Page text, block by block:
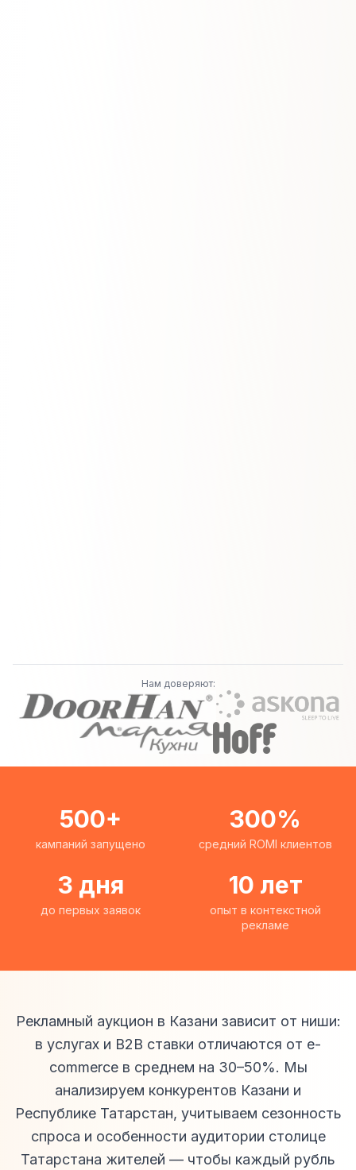
Нам доверяют:
500+
кампаний запущено
300%
средний ROMI клиентов
3 дня
до первых заявок
10 лет
опыт в контекстной
рекламе
Рекламный аукцион в Казани зависит от ниши:
в услугах и B2B ставки отличаются от e-
commerce в среднем на 30–50%. Мы
анализируем конкурентов Казани и
Республике Татарстан, учитываем сезонность
спроса и особенности аудитории столице
Татарстана жителей — чтобы каждый рубль